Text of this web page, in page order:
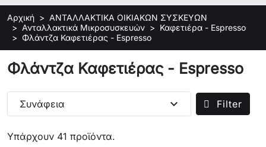
Αρχική
ΑΝΤΑΛΛΑΚΤΙΚΑ ΟΙΚΙΑΚΩΝ ΣΥΣΚΕΥΩΝ
Ανταλλακτικά Μικροσυσκευών
Καφετιέρα - Espresso
Φλάντζα Καφετιέρας - Espresso
Φλάντζα Καφετιέρας - Espresso
Υπάρχουν 41 προϊόντα.
Συνάφεια expand_more Filter